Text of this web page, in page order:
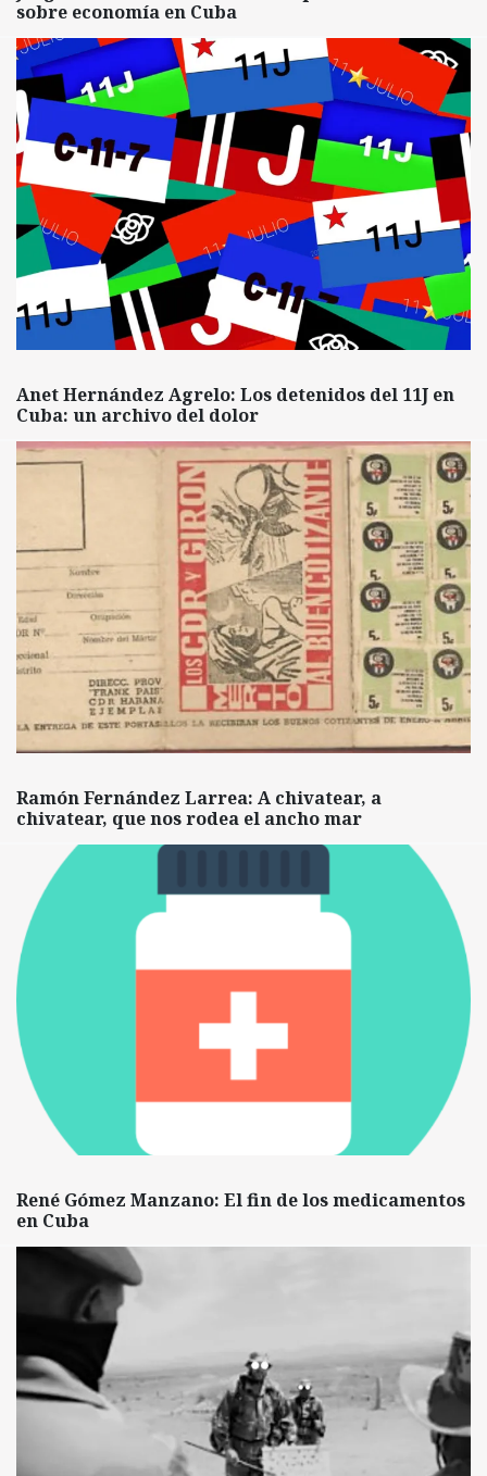
sobre economía en Cuba
Anet Hernández Agrelo: Los detenidos del 11J en
Cuba: un archivo del dolor
Ramón Fernández Larrea: A chivatear, a
chivatear, que nos rodea el ancho mar
René Gómez Manzano: El fin de los medicamentos
en Cuba